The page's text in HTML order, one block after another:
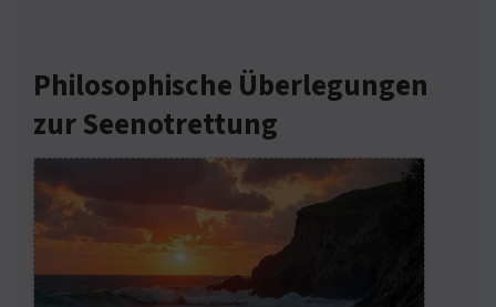
Philosophische Überlegungen
zur Seenotrettung